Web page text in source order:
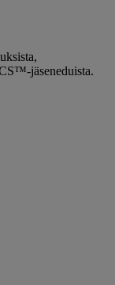
jäseneduista.